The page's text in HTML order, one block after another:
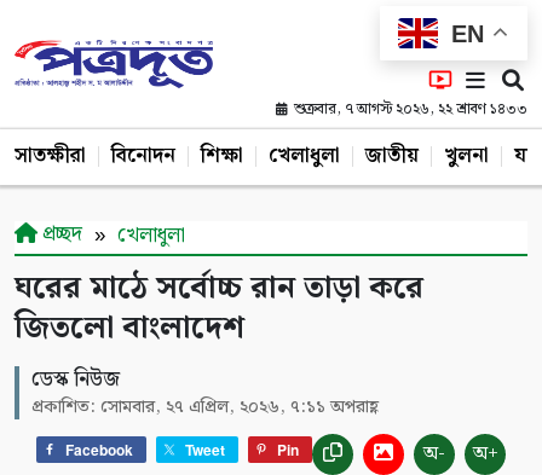
EN
শুক্রবার, ৭ আগস্ট ২০২৬, ২২ শ্রাবণ ১৪৩৩
সাতক্ষীরা বিনোদন শিক্ষা খেলাধুলা জাতীয় খুলনা
প্রচ্ছদ খেলাধুলা
ঘরের মাঠে সর্বোচ্চ রান তাড়া করে
জিতলো বাংলাদেশ
ডেস্ক নিউজ
প্রকাশিত: সোমবার, ২৭ এপ্রিল, ২০২৬, ৭:১১ অপরাহ্ণ
Facebook Tweet Pin অ- অ+